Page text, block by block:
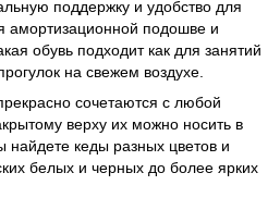
поддержку и удобство для
амортизационной подошве и
обувь подходит как для занятий
на свежем воздухе.
сочетаются с любой
верху их можно носить в
найдете кеды разных цветов и
белых и черных до более ярких